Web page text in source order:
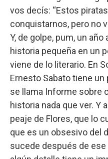
vos decís: “Estos
conquistarnos, pero no
Y, de golpe, pum, un
historia pequeña en un
viene de lo literario. En
Ernesto Sabato tiene
se llama Informe sobre
historia nada que ver. Y
peaje de Flores, que lo
que es un obsesivo del
sucede después de